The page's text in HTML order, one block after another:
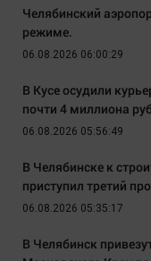
Челябинский
режиме.
06.08.2026 06:00:29
В Кусе осудили
почти 4 миллиона
06.08.2026 05:56:49
В Челябинске к
приступил третий
06.08.2026 05:35:17
В Челябинск